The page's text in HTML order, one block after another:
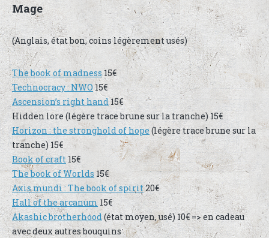
Mage
(Anglais, état bon, coins légèrement usés)
The book of madness15€
Technocracy : NWO15€
Ascension’s right hand15€
Hidden lore (légère trace brune sur la tranche) 15€
Horizon : the stronghold of hope(légère trace brune sur la
tranche) 15€
Book of craft 15€
The book of Worlds 15€
Axis mundi : The book of spirit20€
Hall of the arcanum 15€
Akashic brotherhood(état moyen, usé) 10€ => en cadeau
avec deux autres bouquins